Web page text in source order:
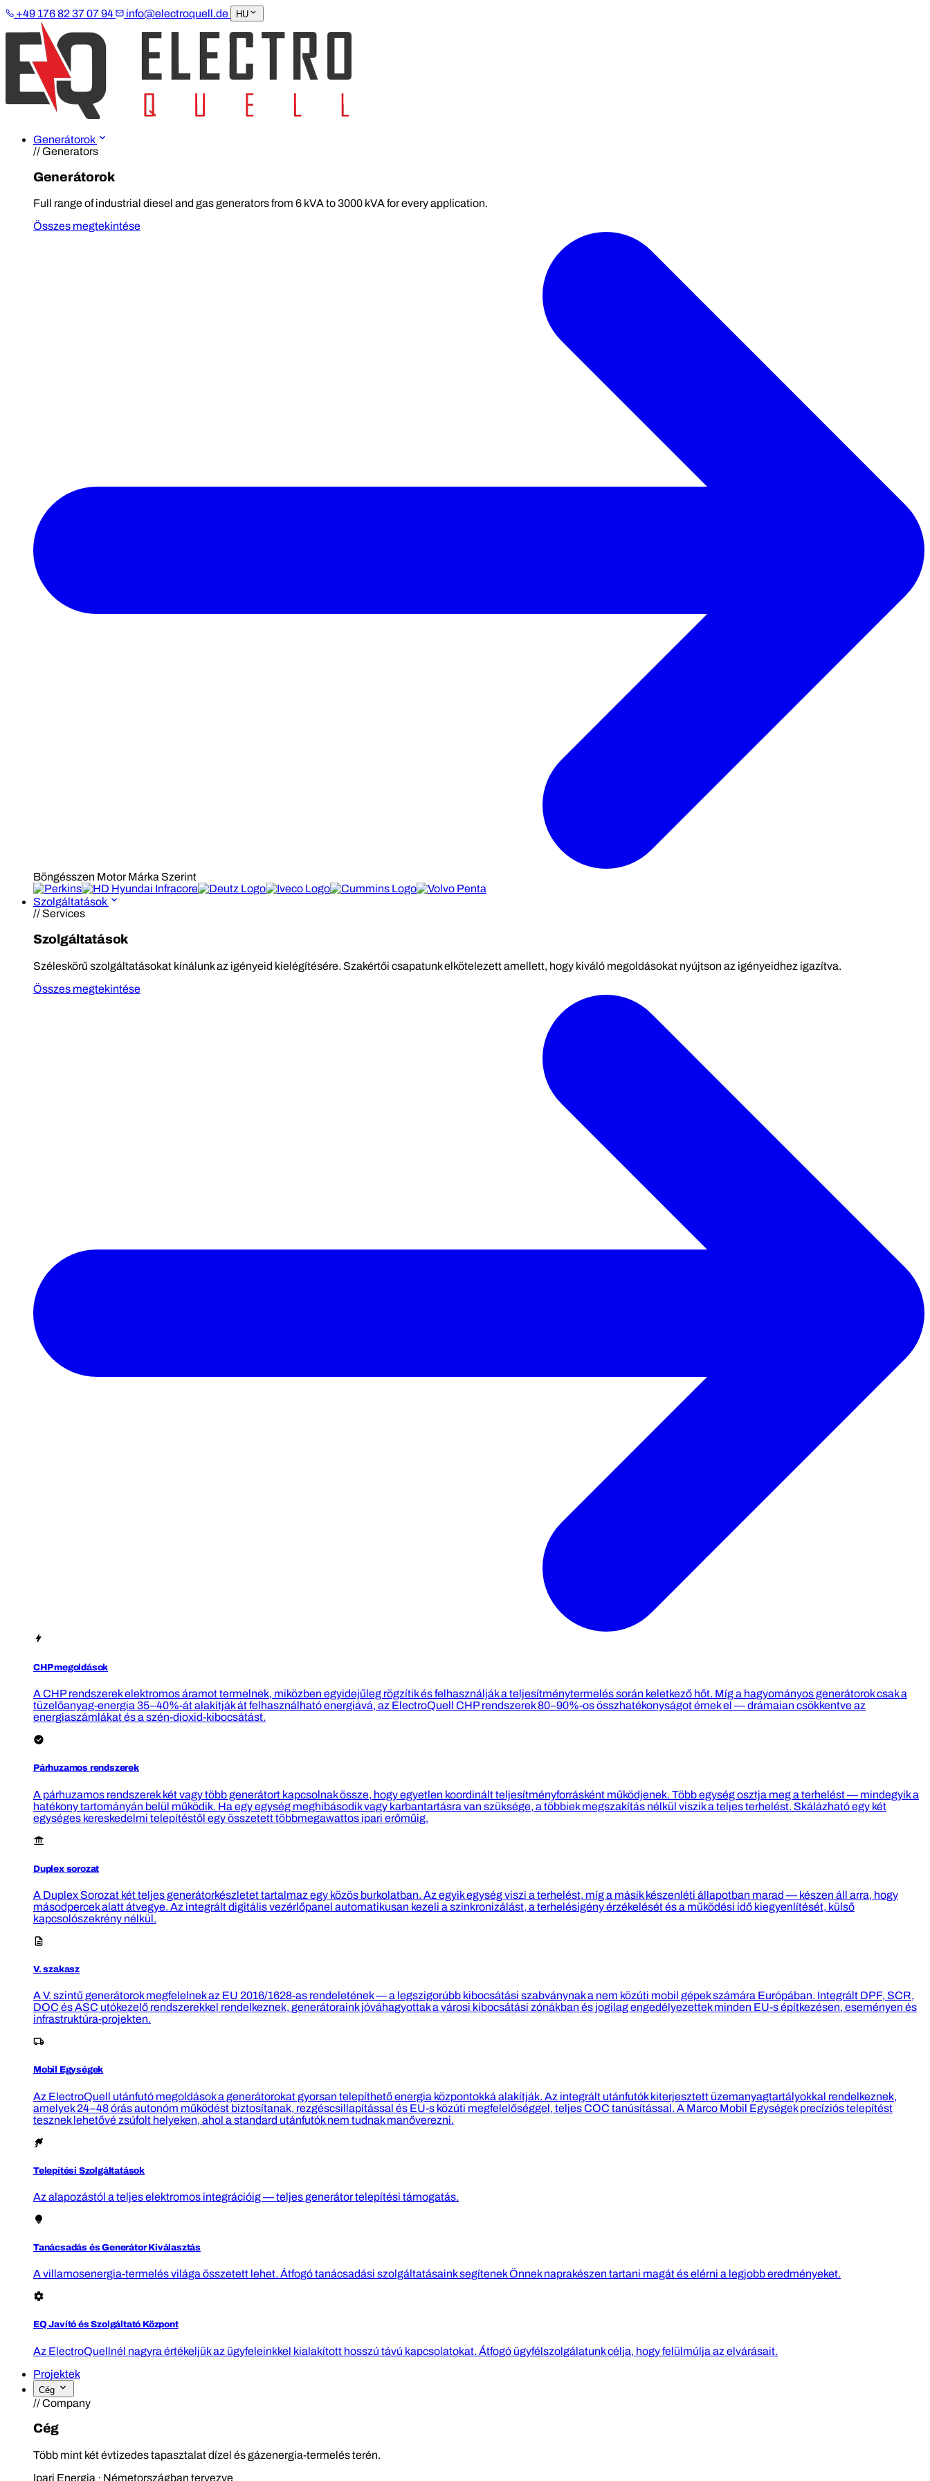
+49 176 82 37 07 94 info@electroquell.de HU
Generátorok
// Generators
Generátorok
Full range of industrial diesel and gas generators from 6 kVA to 3000 kVA for every application.
Összes megtekintése
Böngésszen Motor Márka Szerint
Szolgáltatások
// Services
Szolgáltatások
Széleskörű szolgáltatásokat kínálunk az igényeid kielégítésére. Szakértői csapatunk elkötelezett amellett, hogy kiváló megoldásokat nyújtson az igényeidhez igazítva.
Összes megtekintése
CHP megoldások
A CHP rendszerek elektromos áramot termelnek, miközben egyidejűleg rögzítik és felhasználják a teljesítménytermelés során keletkező hőt. Míg a hagyományos generátorok csak a
tüzelőanyag-energia 35–40%-át alakítják át felhasználható energiává, az ElectroQuell CHP rendszerek 80–90%-os összhatékonyságot érnek el — drámaian csökkentve az
energiaszámlákat és a szén-dioxid-kibocsátást.
Párhuzamos rendszerek
A párhuzamos rendszerek két vagy több generátort kapcsolnak össze, hogy egyetlen koordinált teljesítményforrásként működjenek. Több egység osztja meg a terhelést — mindegyik a
hatékony tartományán belül működik. Ha egy egység meghibásodik vagy karbantartásra van szüksége, a többiek megszakítás nélkül viszik a teljes terhelést. Skálázható egy két
egységes kereskedelmi telepítéstől egy összetett többmegawattos ipari erőműig.
Duplex sorozat
A Duplex Sorozat két teljes generátorkészletet tartalmaz egy közös burkolatban. Az egyik egység viszi a terhelést, míg a másik készenléti állapotban marad — készen áll arra, hogy
másodpercek alatt átvegye. Az integrált digitális vezérlőpanel automatikusan kezeli a szinkronizálást, a terhelésigény érzékelését és a működési idő kiegyenlítését, külső
kapcsolószekrény nélkül.
V. szakasz
A V. szintű generátorok megfelelnek az EU 2016/1628-as rendeletének — a legszigorúbb kibocsátási szabványnak a nem közúti mobil gépek számára Európában. Integrált DPF, SCR,
DOC és ASC utókezelő rendszerekkel rendelkeznek, generátoraink jóváhagyottak a városi kibocsátási zónákban és jogilag engedélyezettek minden EU-s építkezésen, eseményen és
infrastruktúra-projekten.
Mobil Egységek
Az ElectroQuell utánfutó megoldások a generátorokat gyorsan telepíthető energia központokká alakítják. Az integrált utánfutók kiterjesztett üzemanyagtartályokkal rendelkeznek,
amelyek 24–48 órás autonóm működést biztosítanak, rezgéscsillapítással és EU-s közúti megfelelőséggel, teljes COC tanúsítással. A Marco Mobil Egységek precíziós telepítést
tesznek lehetővé zsúfolt helyeken, ahol a standard utánfutók nem tudnak manőverezni.
Telepítési Szolgáltatások
Az alapozástól a teljes elektromos integrációig — teljes generátor telepítési támogatás.
Tanácsadás és Generátor Kiválasztás
A villamosenergia-termelés világa összetett lehet. Átfogó tanácsadási szolgáltatásaink segítenek Önnek naprakészen tartani magát és elérni a legjobb eredményeket.
EQ Javító és Szolgáltató Központ
Az ElectroQuellnél nagyra értékeljük az ügyfeleinkkel kialakított hosszú távú kapcsolatokat. Átfogó ügyfélszolgálatunk célja, hogy felülmúlja az elvárásait.
Projektek
Cég
// Company
Cég
Több mint két évtizedes tapasztalat dízel és gázenergia-termelés terén.
Ipari Energia · Németországban tervezve